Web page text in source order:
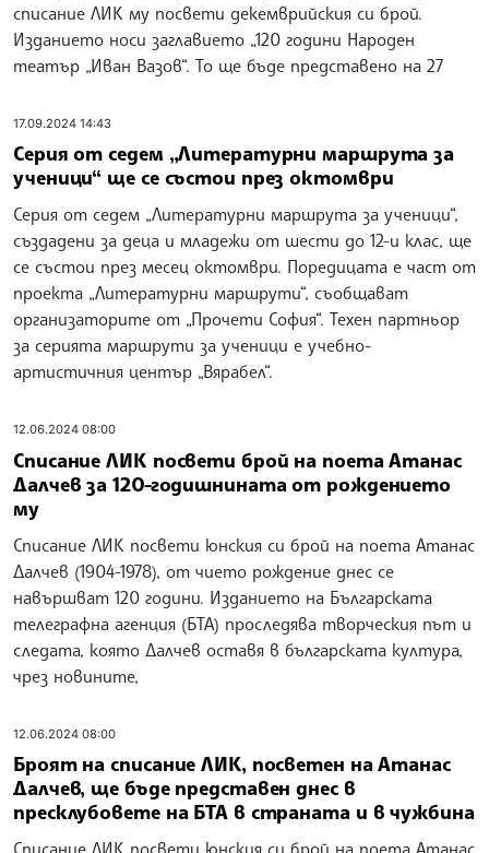
списание ЛИК му посвети декемврийския си брой.
Изданието носи заглавието „120 години Народен
театър „Иван Вазов“. То ще бъде представено на 27
17.09.2024 14:43
Серия от седем „Литературни маршрута за
ученици“ ще се състои през октомври
Серия от седем „Литературни маршрута за ученици“,
създадени за деца и младежи от шести до 12-и клас, ще
се състои през месец октомври. Поредицата е част от
проекта „Литературни маршрути“, съобщават
организаторите от „Прочети София“. Техен партньор
за серията маршрути за ученици е учебно-
артистичния център „Вярабел“.
12.06.2024 08:00
Списание ЛИК посвети брой на поета Атанас
Далчев за 120-годишнината от рождението
му
Списание ЛИК посвети юнския си брой на поета Атанас
Далчев (1904-1978), от чието рождение днес се
навършват 120 години. Изданието на Българската
телеграфна агенция (БТА) проследява творческия път и
следата, която Далчев оставя в българската култура,
чрез новините,
12.06.2024 08:00
Броят на списание ЛИК, посветен на Атанас
Далчев, ще бъде представен днес в
пресклубовете на БТА в страната и в чужбина